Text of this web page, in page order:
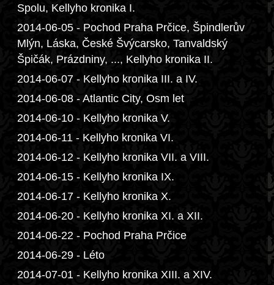
Spolu, Kellyho kronika I.
2014-06-05 - Pochod Praha Prčice, Špindlerův
Mlýn, Láska, České Švýcarsko, Tanvaldský
Špičák, Prázdniny, ..., Kellyho kronika II.
2014-06-07 - Kellyho kronika III. a IV.
2014-06-08 - Atlantic City, Osm let
2014-06-10 - Kellyho kronika V.
2014-06-11 - Kellyho kronika VI.
2014-06-12 - Kellyho kronika VII. a VIII.
2014-06-15 - Kellyho kronika IX.
2014-06-17 - Kellyho kronika X.
2014-06-20 - Kellyho kronika XI. a XII.
2014-06-22 - Pochod Praha Prčice
2014-06-29 - Léto
2014-07-01 - Kellyho kronika XIII. a XIV.